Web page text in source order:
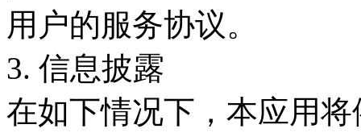
用户的服务协议。
3. 信息披露
在如下情况下，本应用